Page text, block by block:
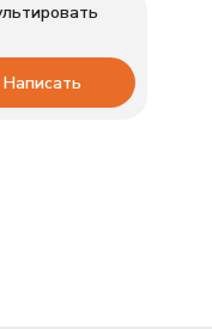
Написать